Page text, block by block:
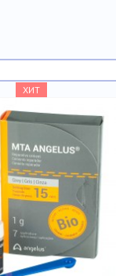
ХИТ